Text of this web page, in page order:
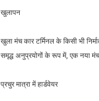
खुलापन
खुला मंच कार टर्मिनल के किसी भी
समृद्ध अनुप्रयोगों के रूप में, एक नया मंच
प्रचुर मात्रा में हार्डवेयर